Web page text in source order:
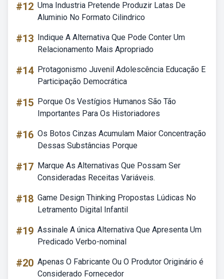
#12 Uma Industria Pretende Produzir Latas De
Aluminio No Formato Cilindrico
#13 Indique A Alternativa Que Pode Conter Um
Relacionamento Mais Apropriado
#14 Protagonismo Juvenil Adolescência Educação E
Participação Democrática
#15 Porque Os Vestígios Humanos São Tão
Importantes Para Os Historiadores
#16 Os Botos Cinzas Acumulam Maior Concentração
Dessas Substâncias Porque
#17 Marque As Alternativas Que Possam Ser
Consideradas Receitas Variáveis.
#18 Game Design Thinking Propostas Lúdicas No
Letramento Digital Infantil
#19 Assinale A única Alternativa Que Apresenta Um
Predicado Verbo-nominal
#20 Apenas O Fabricante Ou O Produtor Originário é
Considerado Fornecedor